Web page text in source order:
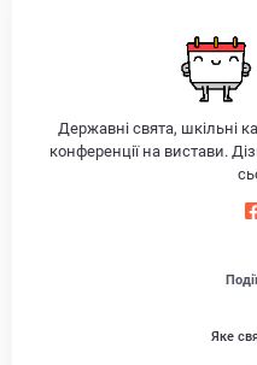
Державні свята, шкільні
конференції на вистави.
Яке